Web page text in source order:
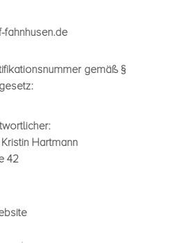
fahnhusen.de
gemäß §
Hart­mann
42